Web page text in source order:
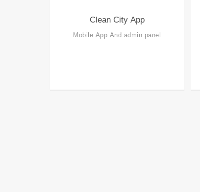
Clean City App
Mobile App And admin panel